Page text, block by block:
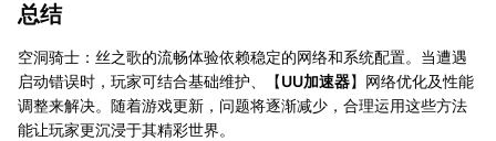
总结
空洞骑士：丝之歌的流畅体验依赖稳定的网络和系统配置。当遭遇
启动错误时，玩家可结合基础维护、【UU加速器】网络优化及性能
调整来解决。随着游戏更新，问题将逐渐减少，合理运用这些方法
能让玩家更沉浸于其精彩世界。